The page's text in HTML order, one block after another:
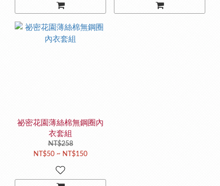
祕密花園薄絲棉無鋼圈內
衣套組
NT$258
NT$50 ~ NT$150